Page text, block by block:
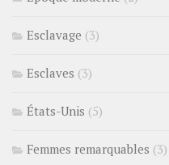
Esclavage (3)
Esclaves (3)
États-Unis (5)
Femmes remarquables (3)